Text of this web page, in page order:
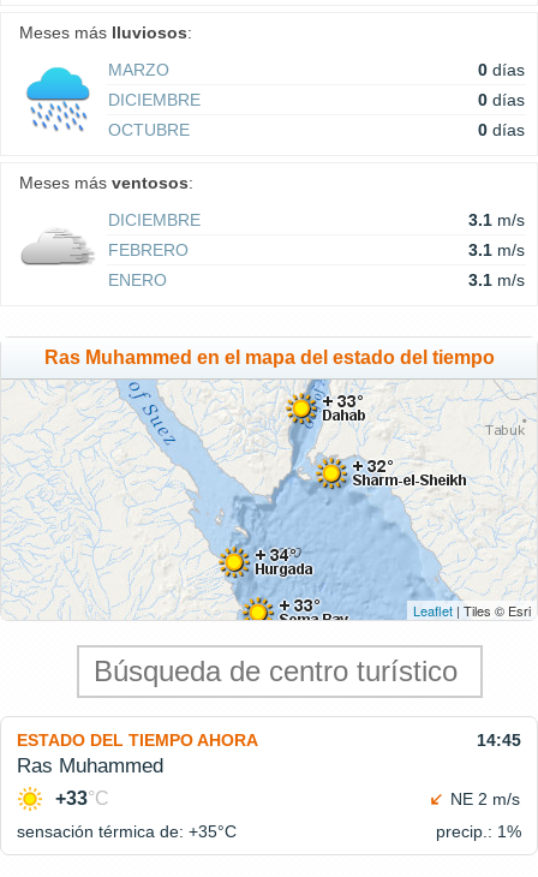
Meses más lluviosos:
MARZO
0 días
DICIEMBRE
0 días
OCTUBRE
0 días
Meses más ventosos:
DICIEMBRE
3.1 m/s
FEBRERO
3.1 m/s
ENERO
3.1 m/s
Ras Muhammed en el mapa del estado del tiempo
Leaflet | Tiles © Esri
ESTADO DEL TIEMPO AHORA 14:45
Ras Muhammed
+33°C
NE 2 m/s
sensación térmica de: +35°C precip.: 1%